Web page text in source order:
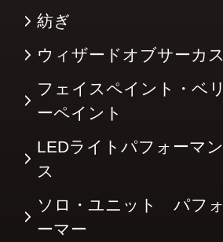
紡ぎ
ウィザードオブサーカス
フェイスペイント・ベリ
ーペイント
LEDライトパフォーマン
ス
ソロ・ユニット パフォ
ーマー